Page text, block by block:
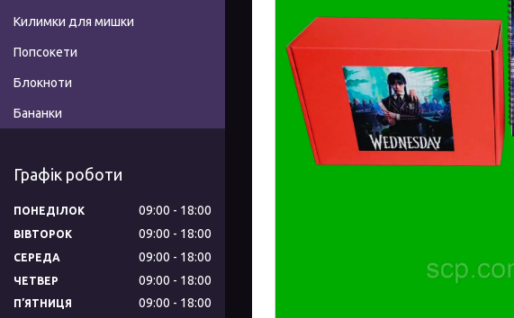
Килимки для мишки
Попсокети
Блокноти
Бананки
Графік роботи
ПОНЕДІЛОК 09:00 18:00
ВІВТОРОК 09:00 18:00
СЕРЕДА 09:00 18:00
ЧЕТВЕР 09:00 18:00
ПʼЯТНИЦЯ 09:00 18:00